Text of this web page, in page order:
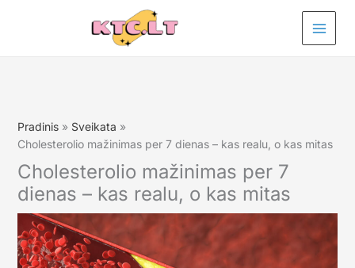
Pradinis
Sveikata
Cholesterolio mažinimas per 7 dienas – kas realu, o kas mitas
Cholesterolio mažinimas per 7
dienas – kas realu, o kas mitas